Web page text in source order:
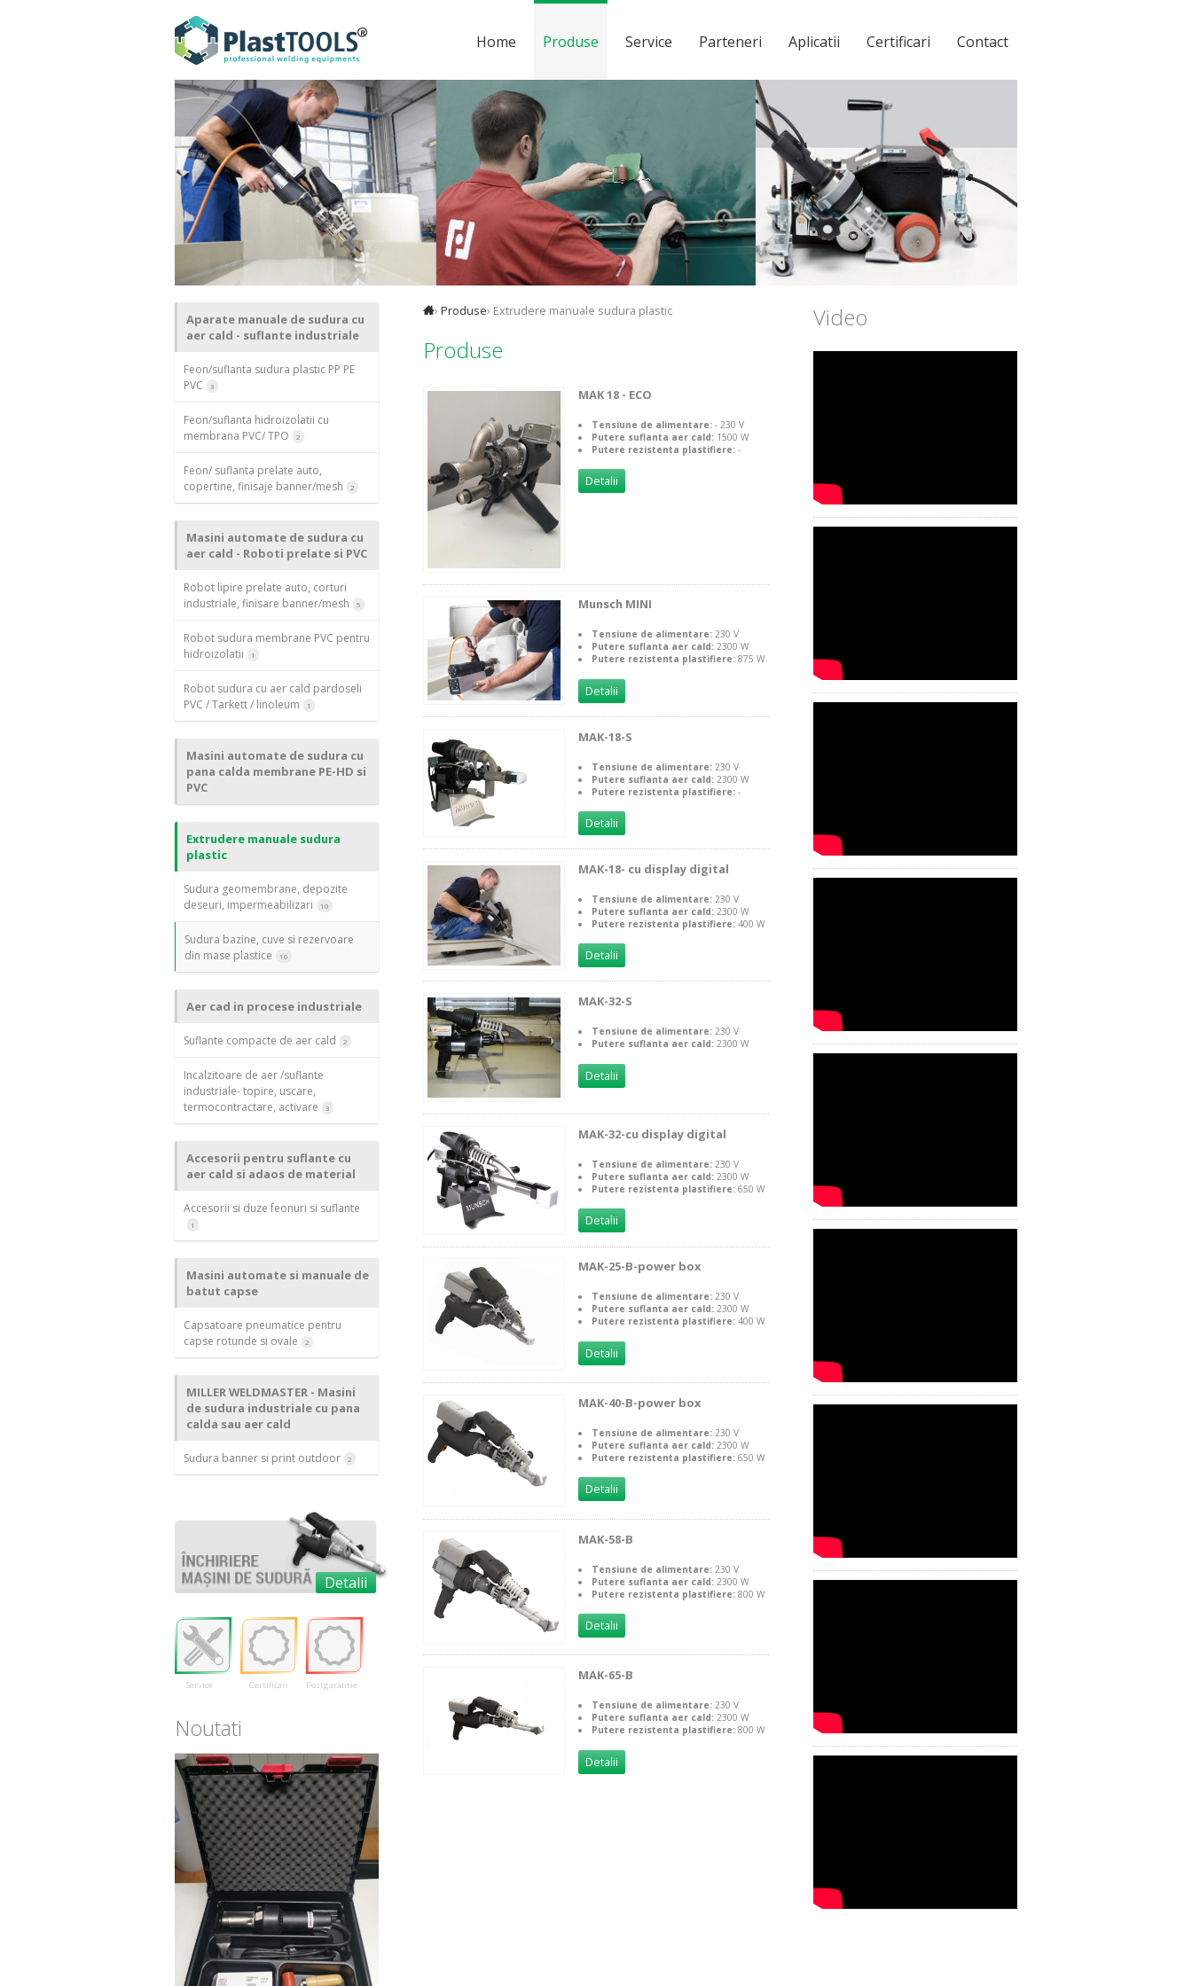
Home Produse Service Parteneri Aplicatii Certificari Contact
Aparate manuale de sudura cu
aer cald - suflante industriale
Feon/suflanta sudura plastic PP PE
PVC
3
Feon/suflanta hidroizolatii cu
membrana PVC/ TPO
2
Feon/ suflanta prelate auto,
copertine, finisaje banner/mesh
2
Masini automate de sudura cu
aer cald - Roboti prelate si PVC
Robot lipire prelate auto, corturi
industriale, finisare banner/mesh
5
Robot sudura membrane PVC pentru
hidroizolatii
1
Robot sudura cu aer cald pardoseli
PVC / Tarkett / linoleum
1
Masini automate de sudura cu
pana calda membrane PE-HD si
PVC
Extrudere manuale sudura
plastic
Sudura geomembrane, depozite
deseuri, impermeabilizari
10
Sudura bazine, cuve si rezervoare
din mase plastice
10
Aer cad in procese industriale
Suflante compacte de aer cald 2
Incalzitoare de aer /suflante
industriale- topire, uscare,
termocontractare, activare
3
Accesorii pentru suflante cu
aer cald si adaos de material
Accesorii si duze feonuri si suflante
1
Masini automate si manuale de
batut capse
Capsatoare pneumatice pentru
capse rotunde si ovale
2
MILLER WELDMASTER - Masini
de sudura industriale cu pana
calda sau aer cald
Sudura banner si print outdoor 2
Detalii
Service Certificari Postgarantie
Noutati
› Produse› Extrudere manuale sudura plastic
Produse
MAK 18 - ECO
Tensiune de alimentare:- 230 V
Putere suflanta aer cald: 1500 W
Putere rezistenta plastifiere:-
Detalii
Munsch MINI
Tensiune de alimentare:230 V
Putere suflanta aer cald:2300 W
Putere rezistenta plastifiere:875 W
Detalii
MAK-18-S
Tensiune de alimentare:230 V
Putere suflanta aer cald:2300 W
Putere rezistenta plastifiere:-
Detalii
MAK-18- cu display digital
Tensiune de alimentare: 230 V
Putere suflanta aer cald: 2300 W
Putere rezistenta plastifiere:400 W
Detalii
MAK-32-S
Tensiune de alimentare:230 V
Putere suflanta aer cald:2300 W
Detalii
MAK-32-cu display digital
Tensiune de alimentare:230 V
Putere suflanta aer cald:2300 W
Putere rezistenta plastifiere:650 W
Detalii
MAK-25-B-power box
Tensiune de alimentare:230 V
Putere suflanta aer cald:2300 W
Putere rezistenta plastifiere:400 W
Detalii
MAK-40-B-power box
Tensiune de alimentare:230 V
Putere suflanta aer cald:2300 W
Putere rezistenta plastifiere:650 W
Detalii
MAK-58-B
Tensiune de alimentare: 230 V
Putere suflanta aer cald: 2300 W
Putere rezistenta plastifiere:800 W
Detalii
MAK-65-B
Tensiune de alimentare:230 V
Putere suflanta aer cald:2300 W
Putere rezistenta plastifiere:800 W
Detalii
Video